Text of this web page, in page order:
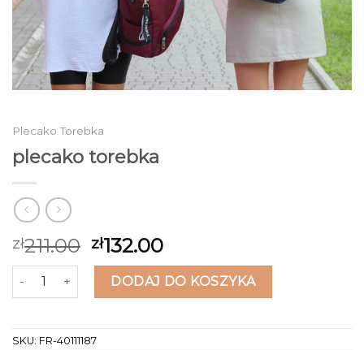
Plecako Torebka
plecako torebka
zł211.00 zł132.00
ilość plecako torebkaDODAJ DO KOSZYKA
SKU: FR-40111187